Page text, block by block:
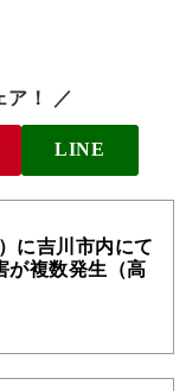
ア！ ／
LINE
に吉川市内にて
が複数発生（高